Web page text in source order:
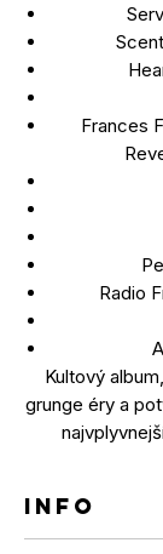
Frances
Radio
Kultový
grunge éry a
INFO